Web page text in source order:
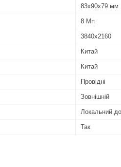
83х90х79 мм
8 Мп
3840x2160
Китай
Китай
Провідні
Зовнішній
Локальний
Так